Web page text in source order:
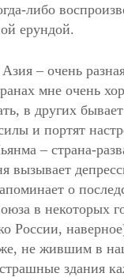
либо
ерундой.
– очень
мне очень
в других
и портят
– страна-
вызывает
о
в некоторых
России,
не жившим в
здания